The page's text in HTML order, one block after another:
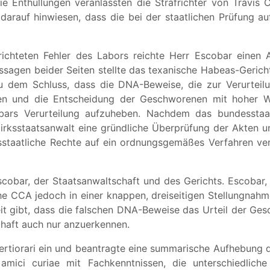
Enthüllungen veranlassten die Strafrichter von Travis
hinwiesen, dass die bei der staatlichen Prüfung
Fehler des Labors reichte Herr Escobar einen
beider Seiten stellte das texanische Habeas-
dem Schluss, dass die DNA-Beweise, die zur
und die Entscheidung der Geschworenen mit hoher
Verurteilung aufzuheben. Nachdem das
eine gründliche Überprüfung der Akten
Rechte auf ein ordnungsgemäßes Verfahren
der Staatsanwaltschaft und des Gerichts.
CCA jedoch in einer knappen, dreiseitigen
gibt, dass die falschen DNA-Beweise das Urteil der
auch nur anzuerkennen.
ein und beantragte eine summarische Aufhebung
curiae mit Fachkenntnissen, die